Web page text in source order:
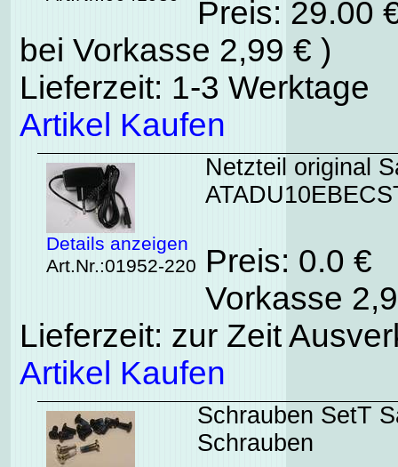
Preis: 29.00
bei Vorkasse 2,99 € )
Lieferzeit: 1-3 Werktage
Artikel Kaufen
Details anzeigen
Art.Nr.:01952-220
Netzteil original
Preis: 0.0 €
Vorkasse
Lieferzeit: zur Zeit
Artikel Kaufen
Schrauben SetT
Schrauben